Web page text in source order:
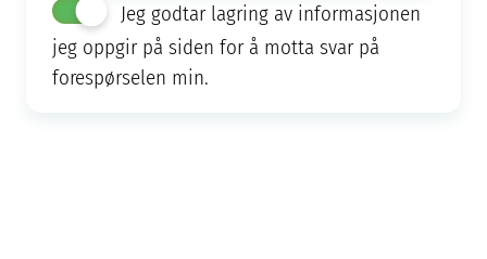
Jeg godtar lagring av informasjonen
jeg oppgir på siden for å motta svar på
forespørselen min.